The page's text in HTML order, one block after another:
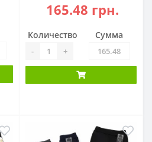
165.48 грн.
Количество
- +
Сумма